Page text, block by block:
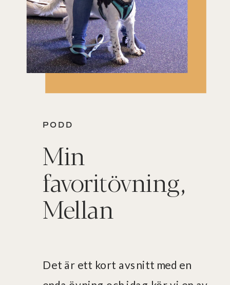
Det är ett kort avsnitt med en
Min
favoritövning,
Mellan
PODD